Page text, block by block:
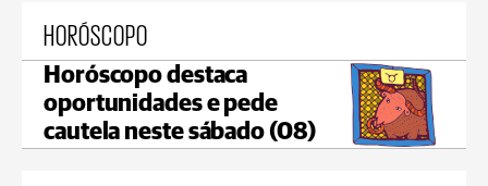
HORÓSCOPO
Horóscopo destaca
oportunidades e pede
cautela neste sábado (08)